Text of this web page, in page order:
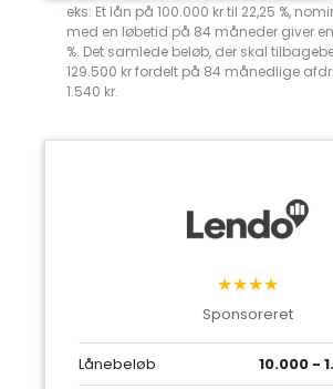
eks: Et lån på 100.000 kr til 22,25 %,
med en løbetid på 84 måneder giver en
%. Det samlede beløb, der skal
129.500 kr fordelt på 84 månedlige
1.540 kr.
★★★★
Sponsoreret
Lånebeløb 10.000 -